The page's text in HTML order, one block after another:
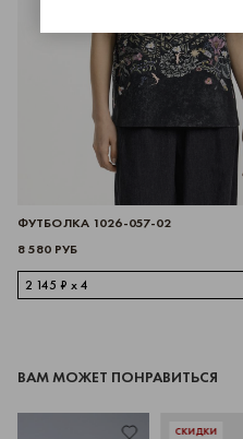
1026-057-02
ВАМ МОЖЕТ ПОНРАВИТЬСЯ
СКИДКИ